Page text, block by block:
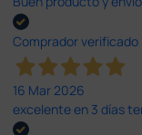
Comprador verificado
16 Mar 2026
excelente en 3 días